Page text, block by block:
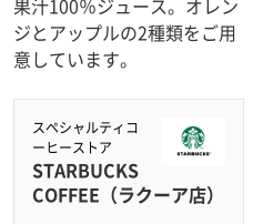
果汁100％ジュース。オレン
ジとアップルの2種類をご用
意しています。
スペシャルティコ
ーヒーストア
STARBUCKS
COFFEE（ラクーア店）